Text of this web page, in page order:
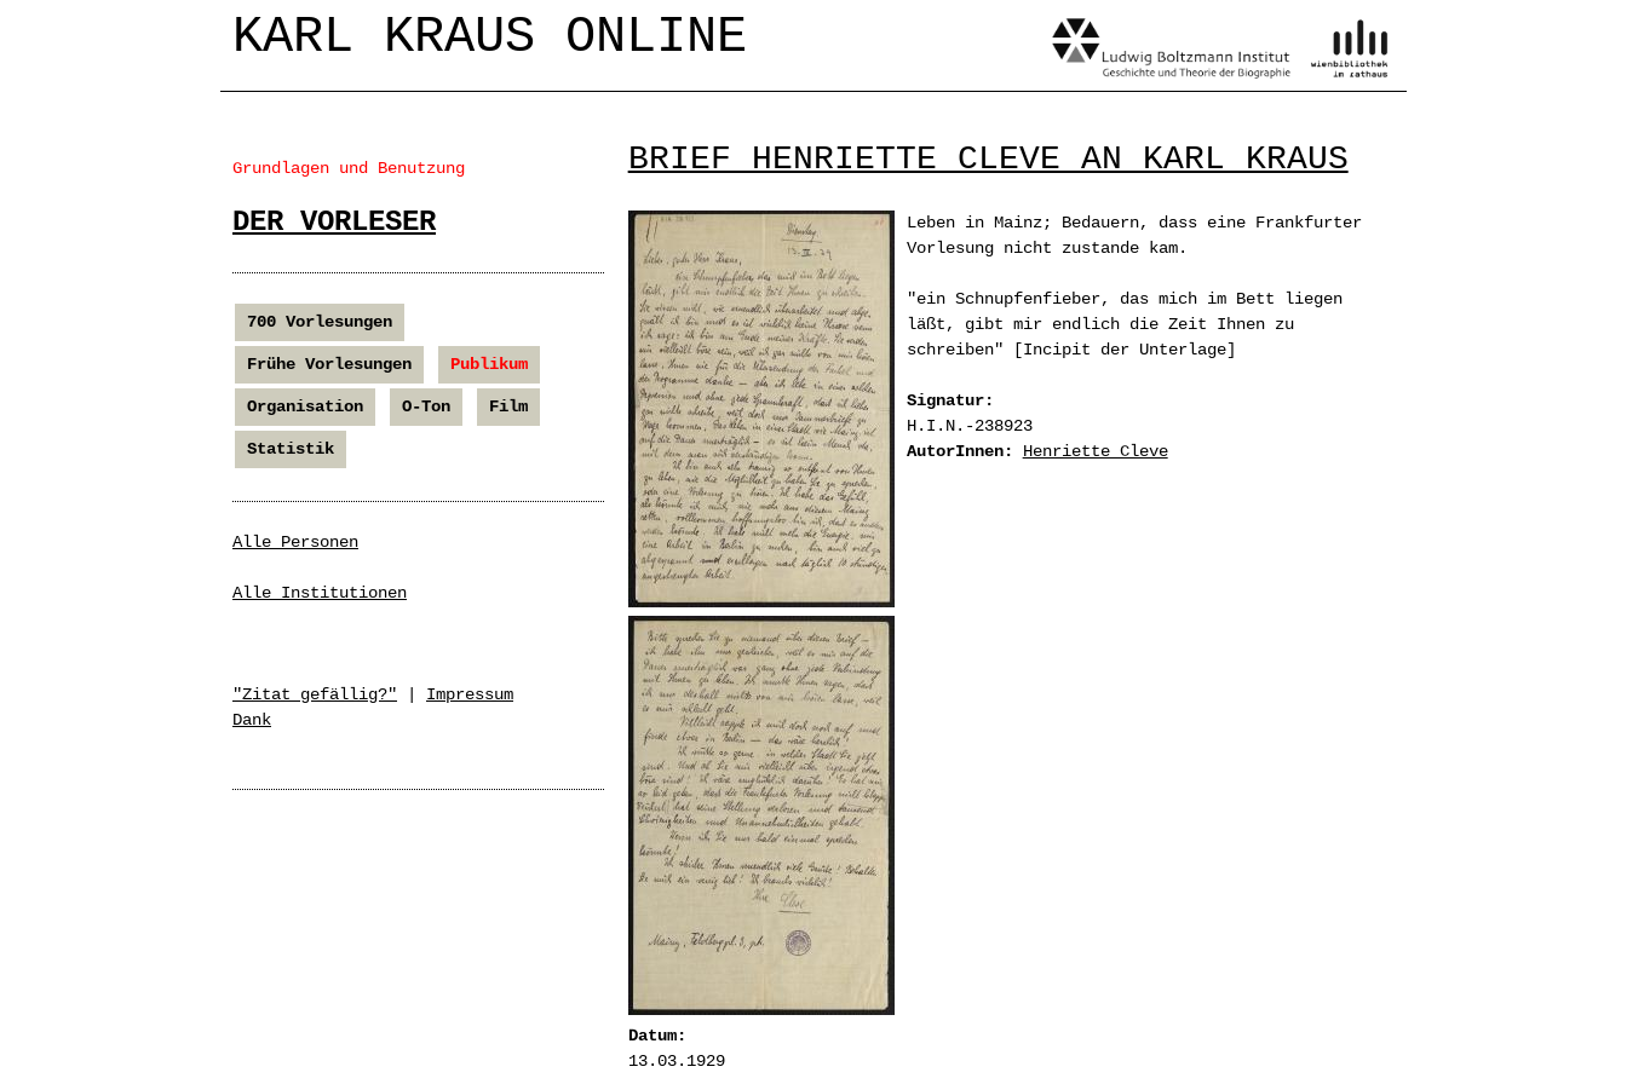
Jump to navigation
KARL KRAUS ONLINE
BRIEF HENRIETTE CLEVE AN KARL KRAUS
Leben in Mainz; Bedauern, dass eine Frankfurter
Vorlesung nicht zustande kam.
"ein Schnupfenfieber, das mich im Bett liegen
läßt, gibt mir endlich die Zeit Ihnen zu
schreiben" [Incipit der Unterlage]
Signatur:
H.I.N.-238923
AutorInnen: Henriette Cleve
Datum:
13.03.1929
Grundlagen und Benutzung
DER VORLESER
700 Vorlesungen
Frühe Vorlesungen Publikum
Organisation O-Ton Film
Statistik
Alle Personen
Alle Institutionen
"Zitat gefällig?"
Impressum
Dank